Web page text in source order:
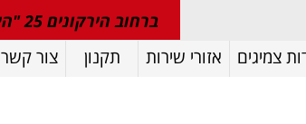
ברחוב הירקונים 25 "היפר צמיג"
צמיגים אזורי שירות תקנון צור קשר